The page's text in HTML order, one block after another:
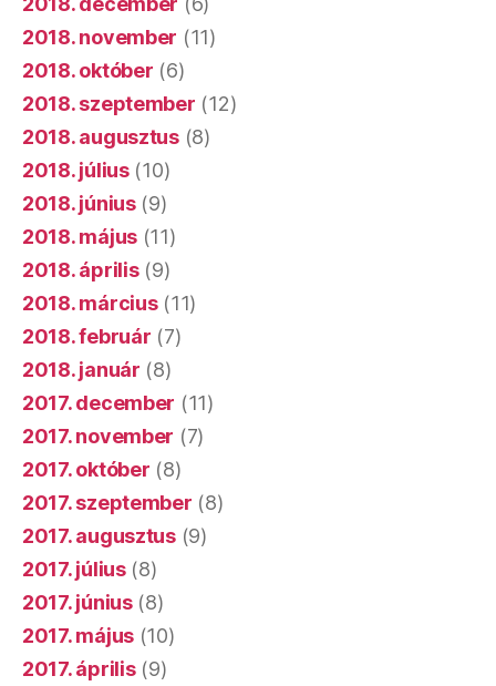
2018. november (11)
2018. október (6)
2018. szeptember (12)
2018. augusztus(8)
2018. július(10)
2018. június(9)
2018. május (11)
2018. április(9)
2018. március(11)
2018. február (7)
2018. január (8)
2017. december (11)
2017. november (7)
2017. október (8)
2017. szeptember (8)
2017. augusztus(9)
2017. július(8)
2017. június(8)
2017. május (10)
2017. április(9)